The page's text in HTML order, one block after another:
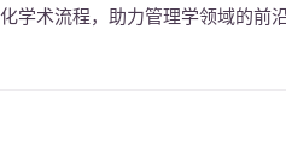
学术流程，助力管理学领域的前